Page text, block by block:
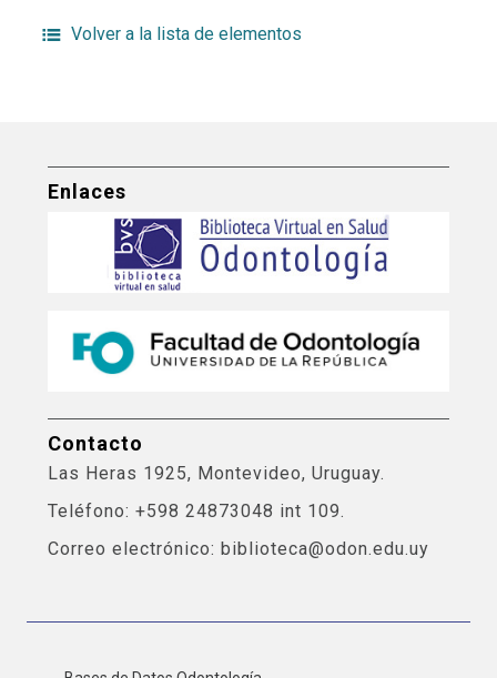
Volver a la lista de elementos
Enlaces
Contacto
Las Heras 1925, Montevideo, Uruguay.
Teléfono: +598 24873048 int 109.
Correo electrónico: biblioteca@odon.edu.uy